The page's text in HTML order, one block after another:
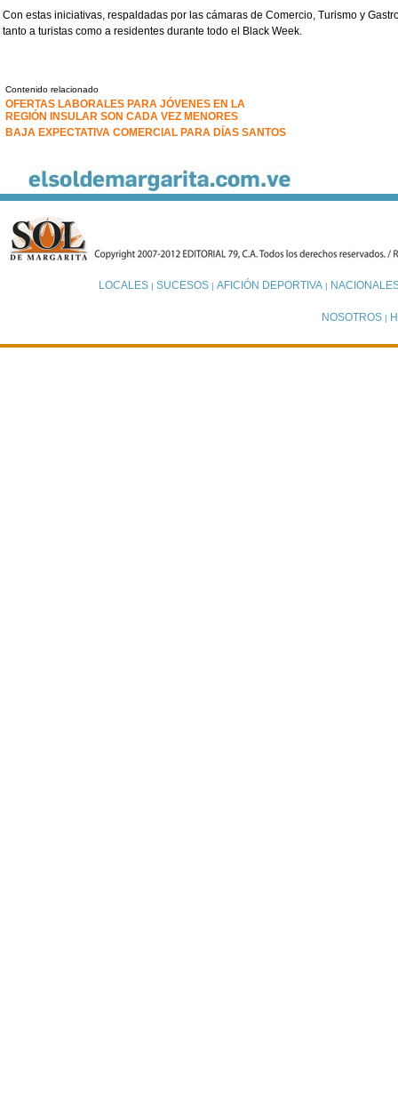
Con estas iniciativas, respaldadas por las cámaras de Comercio, Turismo y
tanto a turistas como a residentes durante todo el Black Week.
Contenido relacionado
OFERTAS LABORALES PARA JÓVENES EN LA
REGIÓN INSULAR SON CADA VEZ MENORES
BAJA EXPECTATIVA COMERCIAL PARA DÍAS SANTOS
LOCALES| SUCESOS| AFICIÓN DEPORTIVA|
NOSOTROS |